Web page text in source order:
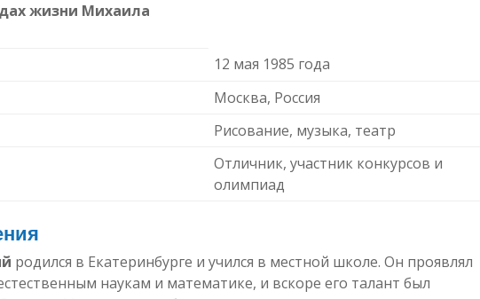
жизни Михаила
12 мая 1985 года
Москва, Россия
Рисование, музыка, театр
Отличник, участник конкурсов и
олимпиад
родился в Екатеринбурге и учился в местной школе. Он проявлял
наукам и математике, и вскоре его талант был